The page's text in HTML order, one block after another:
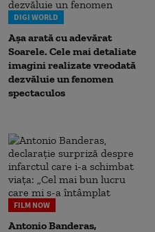
DIGI WORLD
Așa arată cu adevărat
Soarele. Cele mai detaliate
imagini realizate vreodată
dezvăluie un fenomen
spectaculos
FILM NOW
Antonio Banderas,